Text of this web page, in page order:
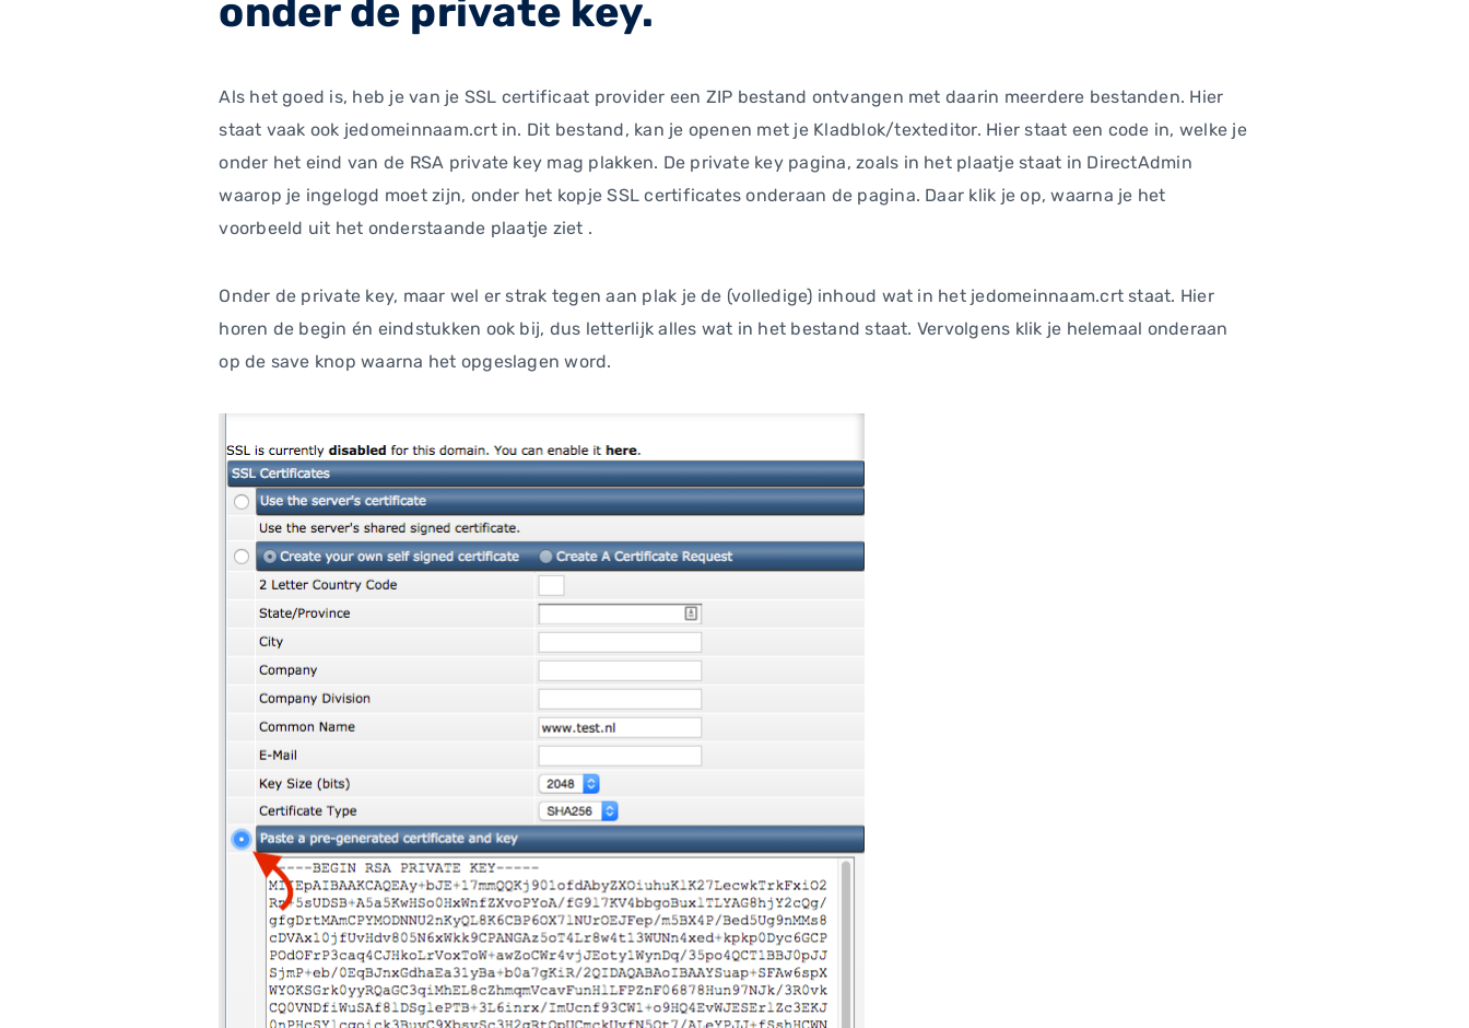
onder de private key.
Als het goed is, heb je van je SSL certificaat provider een ZIP bestand ontvangen met daarin meerdere bestanden. Hier
staat vaak ook jedomeinnaam.crt in. Dit bestand, kan je openen met je Kladblok/texteditor. Hier staat een code in, welke je
onder het eind van de RSA private key mag plakken. De private key pagina, zoals in het plaatje staat in DirectAdmin
waarop je ingelogd moet zijn, onder het kopje SSL certificates onderaan de pagina. Daar klik je op, waarna je het
voorbeeld uit het onderstaande plaatje ziet .
Onder de private key, maar wel er strak tegen aan plak je de (volledige) inhoud wat in het jedomeinnaam.crt staat. Hier
horen de begin én eindstukken ook bij, dus letterlijk alles wat in het bestand staat. Vervolgens klik je helemaal onderaan
op de save knop waarna het opgeslagen word.